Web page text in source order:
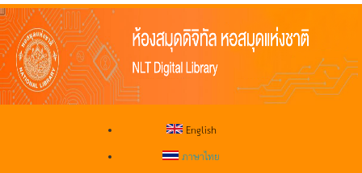
English
ภาษาไทย